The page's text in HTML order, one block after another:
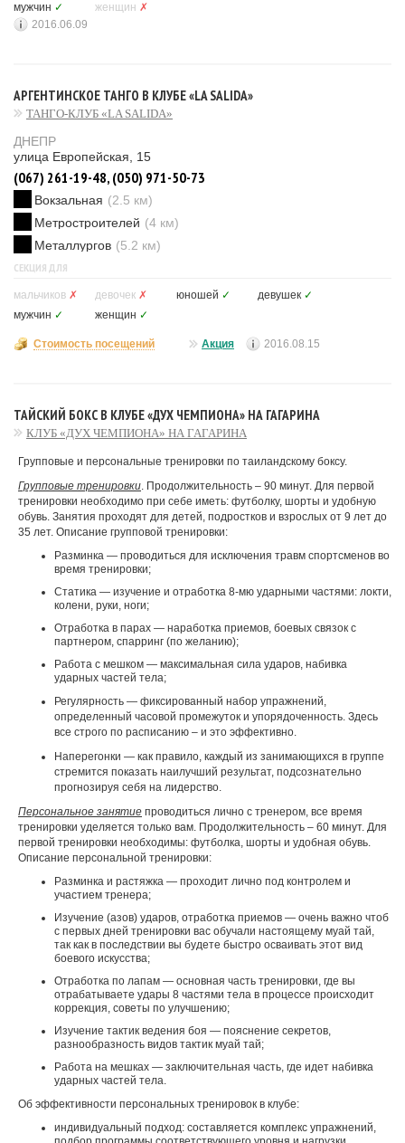
мужчин ✓ женщин ✗
2016.06.09
АРГЕНТИНСКОЕ ТАНГО В КЛУБЕ «LA SALIDA»
ТАНГО-КЛУБ «LA SALIDA»
ДНЕПР
улица Европейская, 15
(067) 261-19-48, (050) 971-50-73
Вокзальная (2.5 км)
Метростроителей (4 км)
Металлургов (5.2 км)
СЕКЦИЯ ДЛЯ
мальчиков ✗ девочек ✗ юношей ✓ девушек ✓
мужчин ✓ женщин ✓
Стоимость посещений Акция 2016.08.15
ТАЙСКИЙ БОКС В КЛУБЕ «ДУХ ЧЕМПИОНА» НА ГАГАРИНА
КЛУБ «ДУХ ЧЕМПИОНА» НА ГАГАРИНА
Групповые и персональные тренировки по таиландскому боксу.
Групповые тренировки. Продолжительность – 90 минут. Для первой
тренировки необходимо при себе иметь: футболку, шорты и удобную
обувь. Занятия проходят для детей, подростков и взрослых от 9 лет до
35 лет. Описание групповой тренировки:
Разминка — проводиться для исключения травм спортсменов во
время тренировки;
Статика — изучение и отработка 8-мю ударными частями: локти,
колени, руки, ноги;
Отработка в парах — наработка приемов, боевых связок с
партнером, спарринг (по желанию);
Работа с мешком — максимальная сила ударов, набивка
ударных частей тела;
Регулярность — фиксированный набор упражнений,
определенный часовой промежуток и упорядоченность. Здесь
все строго по расписанию – и это эффективно.
Наперегонки — как правило, каждый из занимающихся в группе
стремится показать наилучший результат, подсознательно
прогнозируя себя на лидерство.
​Персональное занятие проводиться лично с тренером, все время
тренировки уделяется только вам. Продолжительность – 60 минут. Для
первой тренировки необходимы: футболка, шорты и удобная обувь.
Описание персональной тренировки:
Разминка и растяжка — проходит лично под контролем и
участием тренера;
Изучение (азов) ударов, отработка приемов — очень важно чтоб
с первых дней тренировки вас обучали настоящему муай тай,
так как в последствии вы будете быстро осваивать этот вид
боевого искусства;
Отработка по лапам — основная часть тренировки, где вы
отрабатываете удары 8 частями тела в процессе происходит
коррекция, советы по улучшению;
Изучение тактик ведения боя — пояснение секретов,
разнообразность видов тактик муай тай;
Работа на мешках — заключительная часть, где идет набивка
ударных частей тела.
Об эффективности персональных тренировок в клубе:
индивидуальный подход: составляется комплекс упражнений,